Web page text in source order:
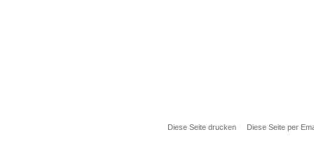
Diese Seite drucken Diese Seite per